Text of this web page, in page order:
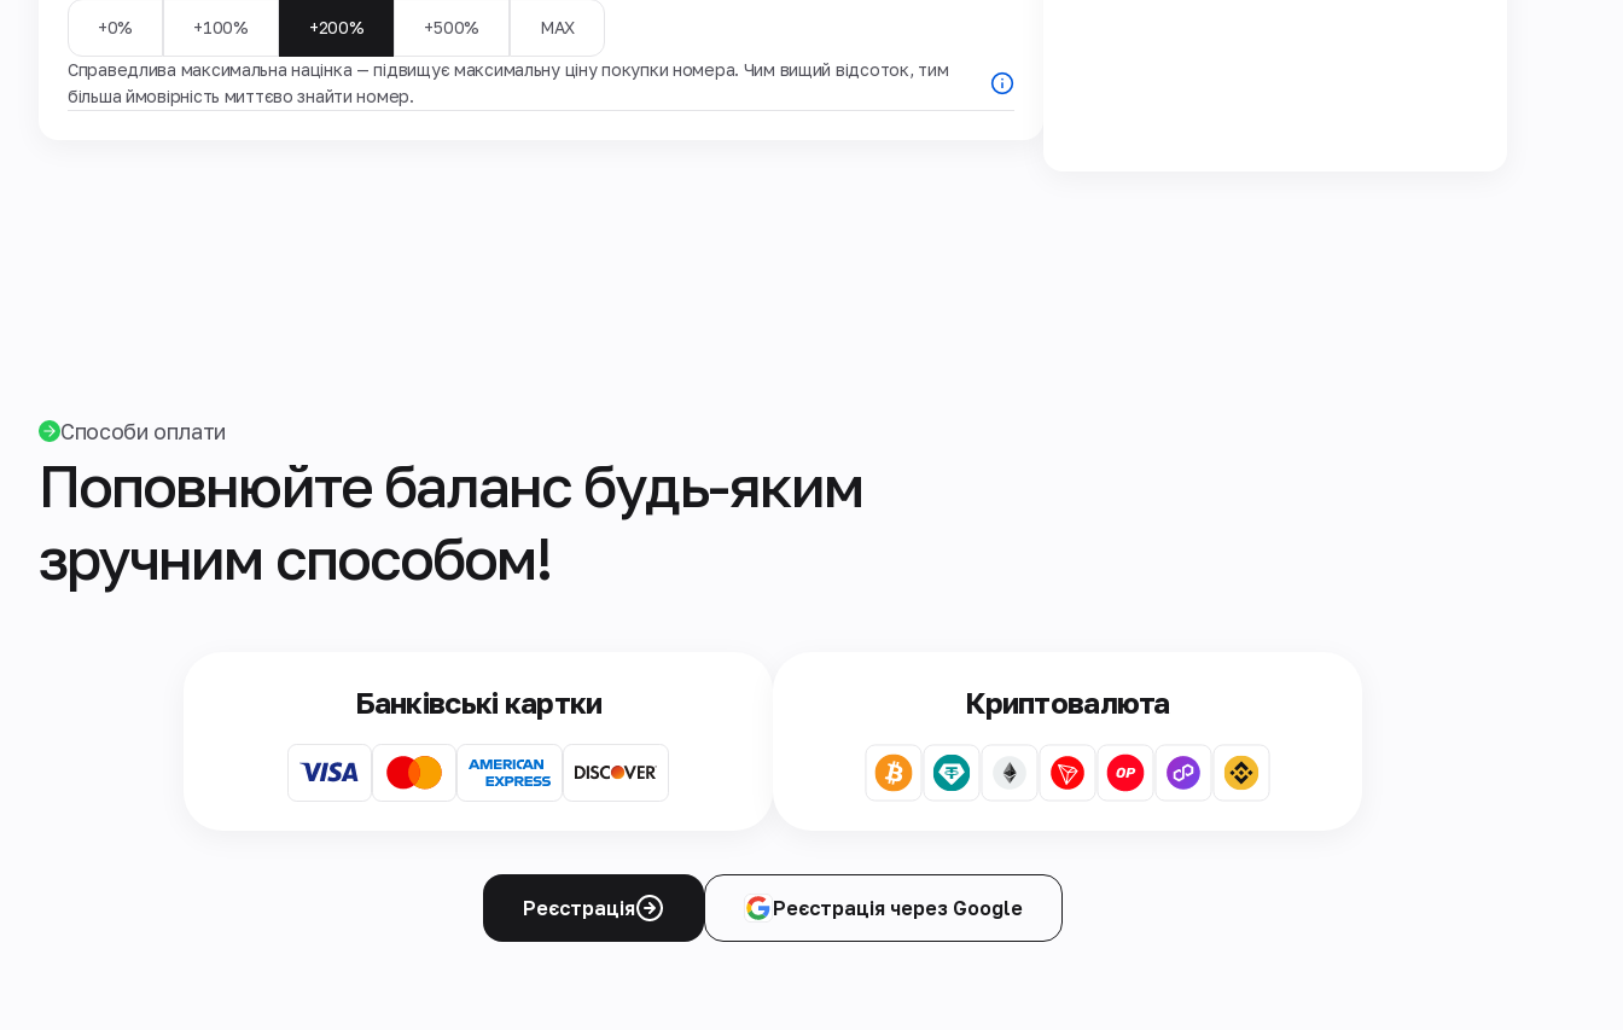
+0% +100% +200% +500% MAX
Справедлива максимальна націнка — підвищує максимальну ціну покупки номера. Чим вищий відсоток, тим
більша ймовірність миттєво знайти номер.
Способи оплати
Поповнюйте баланс будь-яким
зручним способом!
Банківські картки Криптовалюта
Реєстрація Реєстрація через Google